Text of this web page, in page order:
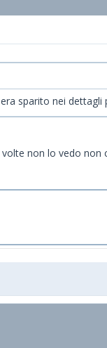
sparito nei
non lo vedo